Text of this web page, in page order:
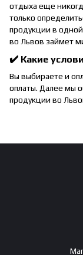
отдыха еще
только
продукции в
во Львов займет
✔️ Какие
Вы выбираете и
оплаты. Далее мы
продукции во